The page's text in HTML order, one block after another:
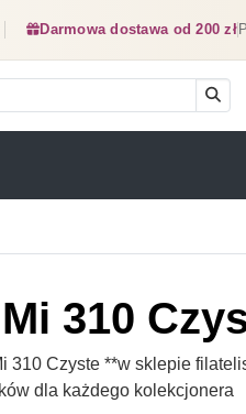
Darmowa dostawa od 200 zł
310
310 Czyste **w sklepie
dla każdego kolekcjonera